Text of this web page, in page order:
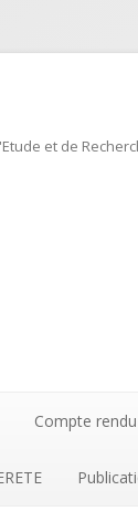
et de
Compte